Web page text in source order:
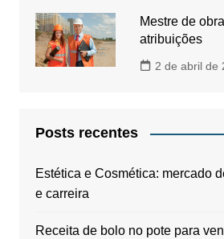
Mestre de
atribuições
2 de abril de
Posts recentes
Estética e Cosmética: mercado
e carreira
Receita de bolo no pote para